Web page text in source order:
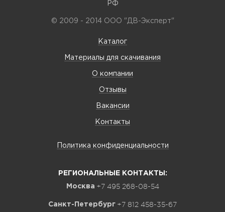
РФ
© 2009 - 2014 ООО "ДВ-Эксперт"
Каталог
Материалы для скачивания
О компании
Отзывы
Вакансии
Контакты
Политика конфиденциальности
РЕГИОНАЛЬНЫЕ КОНТАКТЫ:
Москва +7 495 268-08-54
Санкт-Петербург +7 812 458-35-67